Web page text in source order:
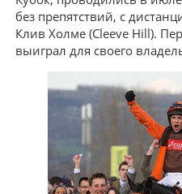
без препятствий, с
Клив Холме (Cleeve Hill).
выиграл для своего